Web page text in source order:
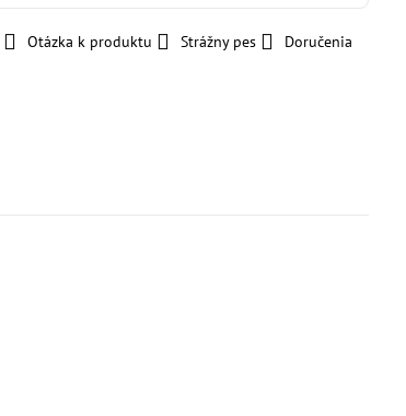
Otázka k produktu Strážny pes Doručenia